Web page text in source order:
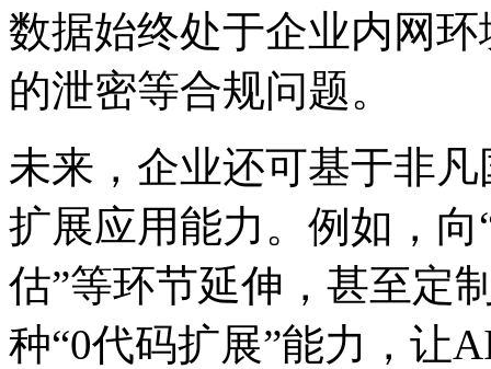
数据始终处于企业内网环
的泄密等合规问题。
未来，企业还可基于
扩展应用能力。例如，
估”等环节延伸，甚至
种“0代码扩展”能力，让